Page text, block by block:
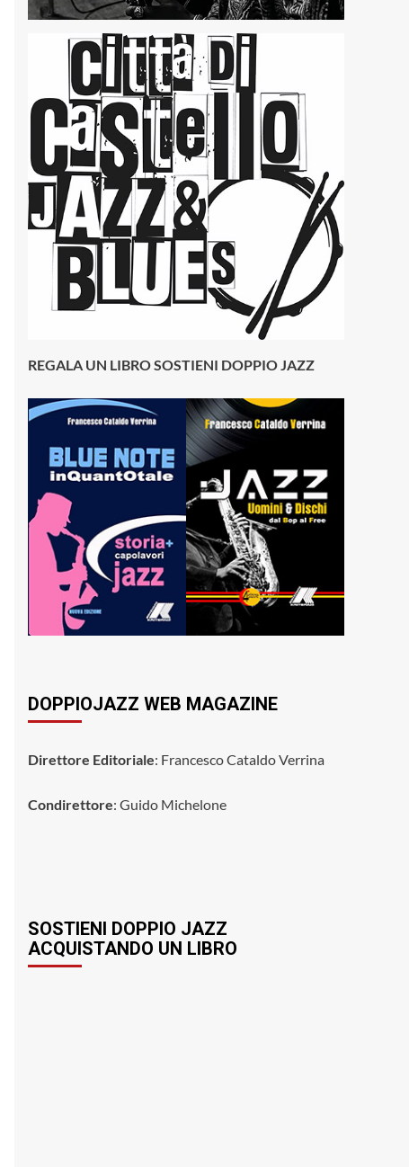
REGALA UN LIBRO SOSTIENI DOPPIO JAZZ
DOPPIOJAZZ WEB MAGAZINE
Direttore Editoriale: Francesco Cataldo Verrina
Condirettore: Guido Michelone
SOSTIENI DOPPIO JAZZ
ACQUISTANDO UN LIBRO